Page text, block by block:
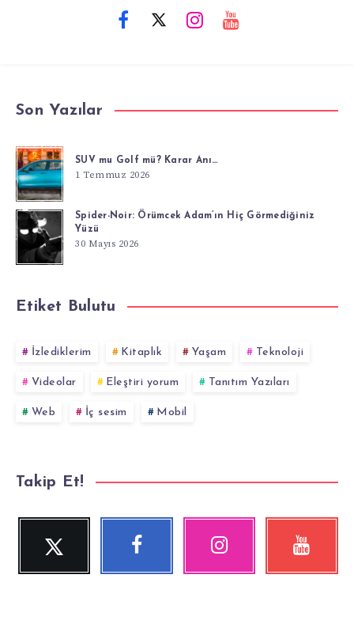
Son Yazılar
SUV mu Golf mü? Karar Anı…
1 Temmuz 2026
Spider-Noir: Örümcek Adam’ın Hiç Görmediğiniz
Yüzü
30 Mayıs 2026
Etiket Bulutu
İzlediklerim Kitaplık Yaşam Teknoloji
Videolar Eleştiri yorum Tanıtım Yazıları
Web İç sesim Mobil
Takip Et!
Twitter Facebook Instagram
Fotoğraflarımız!
YouTube
Videolara